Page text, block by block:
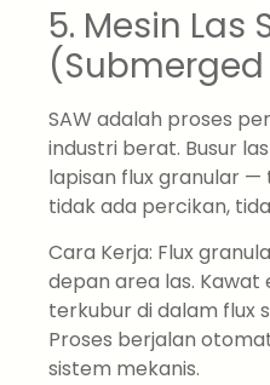
5. Mesin Las
SAW adalah proses
industri berat. Busur
lapisan flux granular
tidak ada percikan,
Cara Kerja: Flux
depan area las.
terkubur di dalam flux
Proses berjalan
sistem mekanis.